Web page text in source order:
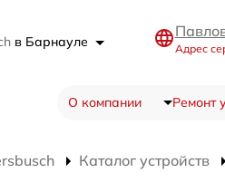
в Барнауле Адрес
О компании Ремонт
Каталог устройств